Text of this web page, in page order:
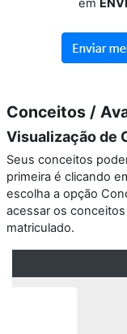
em
Conceitos /
Visualização de
Seus conceitos
primeira é clicando
escolha a opção
acessar os
matriculado.